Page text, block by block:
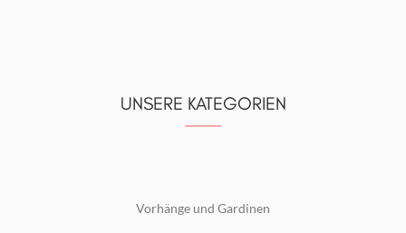
UNSERE KATEGORIEN
Vorhänge und Gardinen